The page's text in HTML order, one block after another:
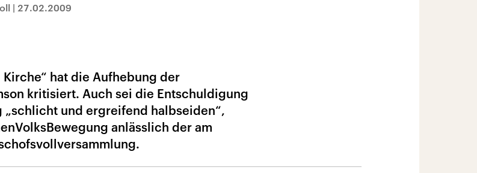
| 27.02.2009
hat die Aufhebung der
kritisiert. Auch sei die Entschuldigung
„schlicht und ergreifend halbseiden“,
anlässlich der am